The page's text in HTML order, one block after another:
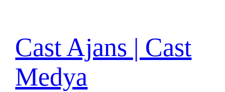
Cast Ajans | Cast
Medya